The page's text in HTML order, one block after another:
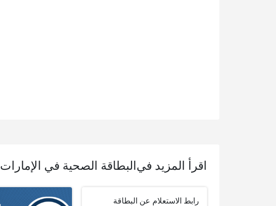
اقرأ المزيد في البطاقة الصحية في الإمارات
رابط الاستعلام عن البطاقة